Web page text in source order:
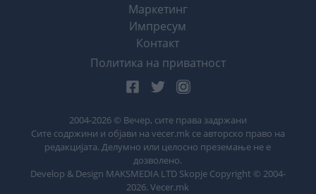
Маркетинг
Импресум
Контакт
Политика на приватност
2004-2026 © Вечер, сите права задржани
Сите содржини и објави на vecer.mk се авторско право на
редакцијата. Делумно или целосно преземање не е
дозволено.
Develop & Design MAKSMEDIA LTD Skopje Copyright © 2004-
2026. Vecer.mk